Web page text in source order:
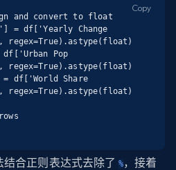
and convert to float
= df['Yearly Change
Pop
df['World Share
Copy
结合正则表达式去除了 %，接着